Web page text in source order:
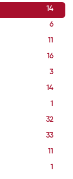
14
6
11
16
3
14
1
32
33
11
1